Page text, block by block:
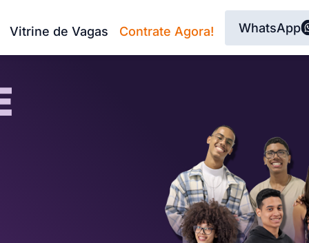
Vitrine de Vagas Contrate Agora! WhatsApp